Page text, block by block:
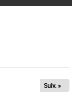
Suiv. »